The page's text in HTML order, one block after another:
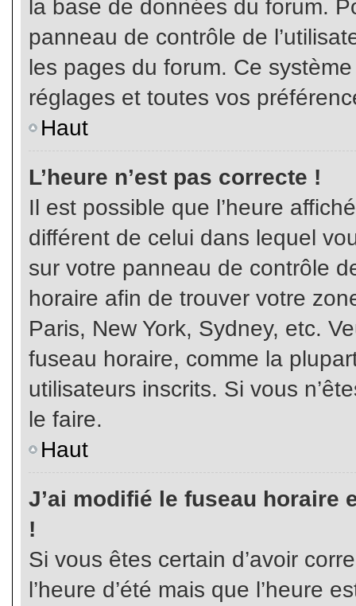
la base de données du forum.
panneau de contrôle de
les pages du forum. Ce
réglages et toutes vos
Haut
L’heure n’est pas correcte !
Il est possible que l’heure
différent de celui dans lequel
sur votre panneau de contrôle
horaire afin de trouver votre
Paris, New York, Sydney, etc.
fuseau horaire, comme la
utilisateurs inscrits. Si vous
le faire.
Haut
J’ai modifié le fuseau horaire
!
Si vous êtes certain d’avoir
l’heure d’été mais que l’heure